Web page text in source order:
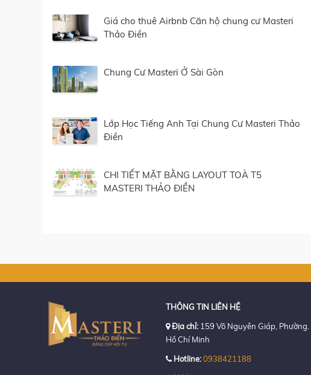
Giá cho thuê Airbnb Căn hộ chung cư Masteri
Thảo Điền
Chung Cư Masteri Ở Sài Gòn
Lớp Học Tiếng Anh Tại Chung Cư Masteri Thảo
Điền
CHI TIẾT MẶT BẰNG LAYOUT TOÀ T5
MASTERI THẢO ĐIỀN
THÔNG TIN LIÊN HỆ
Địa chỉ: 159 Võ Nguyên Giáp,
Hồ Chí Minh
Hotline: 0938421188